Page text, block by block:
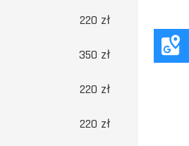
220 zł
350 zł
220 zł
220 zł